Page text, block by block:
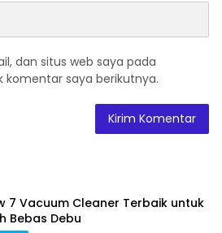
dan situs web saya pada
komentar saya berikutnya.
7 Vacuum Cleaner Terbaik untuk
Bebas Debu